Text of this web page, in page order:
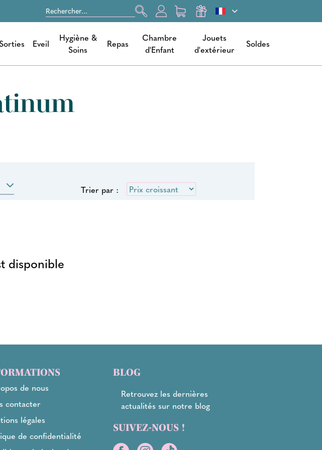
Sorties Eveil
Hygiène &
Soins
Repas
Chambre
d'Enfant
Jouets
d'extérieur
Soldes
Trier par :
disponible
de nous
contacter
légales
de confidentialité
BLOG
Retrouvez les dernières
actualités sur notre blog
SUIVEZ-NOUS !